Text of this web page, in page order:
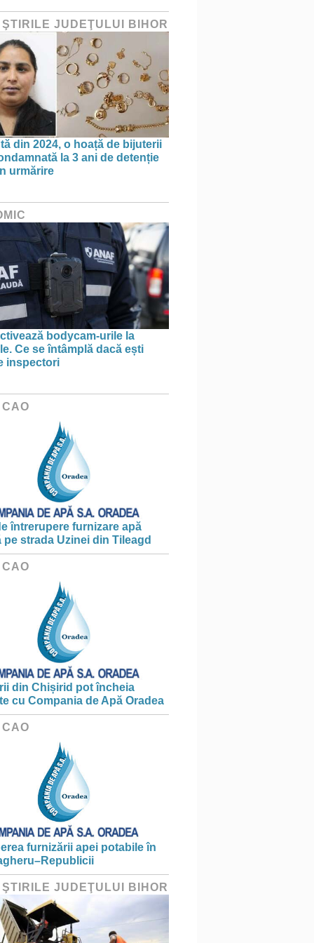
JUDEŢULUI BIHOR
din 2024, o hoață de bijuterii
la 3 ani de detenție
urmărire
bodycam-urile la
Ce se întâmplă dacă ești
inspectori
întrerupere furnizare apă
pe strada Uzinei din Tileagd
din Chișirid pot încheia
cu Compania de Apă Oradea
furnizării apei potabile în
JUDEŢULUI BIHOR